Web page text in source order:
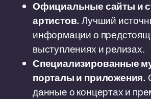
Официальные сайты и
артистов. Лучший
информации о
выступлениях и релизах.
Специализированные
порталы и приложения.
данные о концертах и